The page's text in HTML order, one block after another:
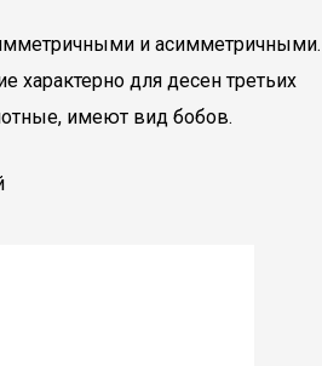
и асимметричными.
характерно для десен третьих
имеют вид бобов.